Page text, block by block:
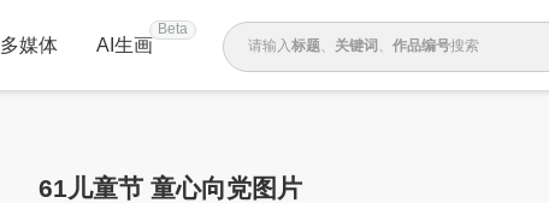
多媒体 AI生画
Beta
请输入标题、 关键词 、 作品编号搜索
61儿童节 童心向党图片